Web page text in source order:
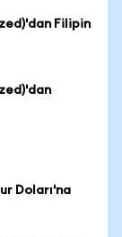
Filipin
Doları'na